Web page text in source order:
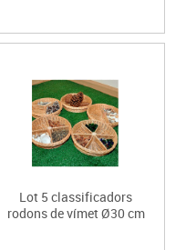
Lot 5 classificadors
rodons de vímet Ø30 cm